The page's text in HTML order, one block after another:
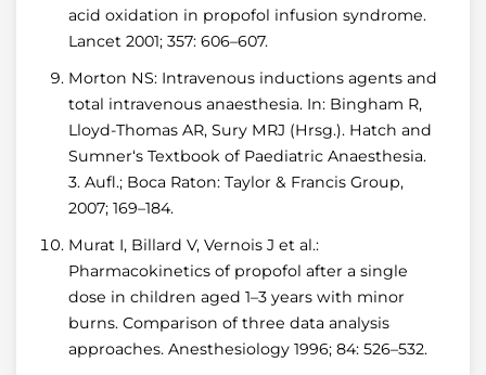
acid oxidation in propofol infusion syndrome.
Lancet 2001; 357: 606–607.
Morton NS: Intravenous inductions agents and
total intravenous anaesthesia. In: Bingham R,
Lloyd-Thomas AR, Sury MRJ (Hrsg.). Hatch and
Sumner‘s Textbook of Paediatric Anaesthesia.
3. Aufl.; Boca Raton: Taylor & Francis Group,
2007; 169–184.
Murat I, Billard V, Vernois J et al.:
Pharmacokinetics of propofol after a single
dose in children aged 1–3 years with minor
burns. Comparison of three data analysis
approaches. Anesthesiology 1996; 84: 526–532.